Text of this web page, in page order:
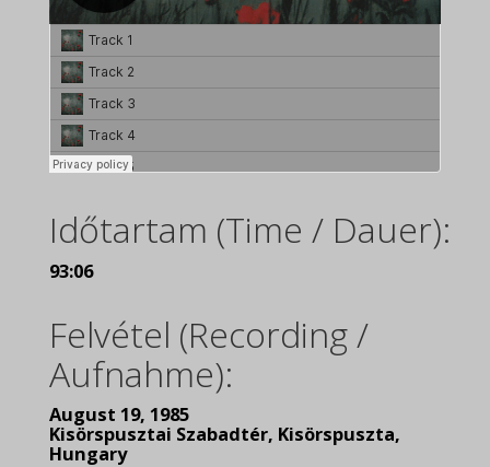
Időtartam (Time / Dauer):
93:06
Felvétel (Recording /
Aufnahme):
August 19, 1985
Kisörspusztai Szabadtér, Kisörspuszta,
Hungary